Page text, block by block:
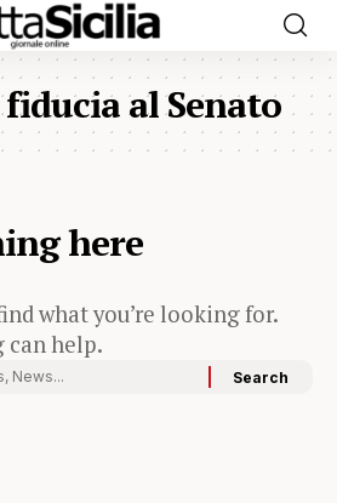
al Senato
here
what you’re looking for.
can help.